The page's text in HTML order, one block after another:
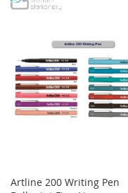
Artline 200 Writing Pen